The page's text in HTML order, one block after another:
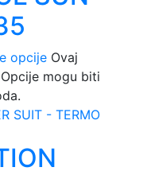
opcije Ovaj
mogu biti